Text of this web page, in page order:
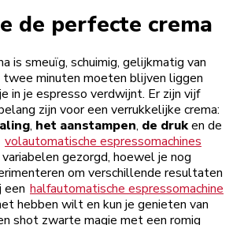
de perfecte crema
is smeuïg, schuimig, gelijkmatig van
twee minuten moeten blijven liggen
in je espresso verdwijnt. Er zijn vijf
zijn voor een verrukkelijke crema:
, het aanstampen, de druken de
volautomatische espressomachines
gezorgd, hoewel je nog
om verschillende resultaten
een halfautomatische espressomachine
hebben wilt en kun je genieten van
shot zwarte magie met een romig